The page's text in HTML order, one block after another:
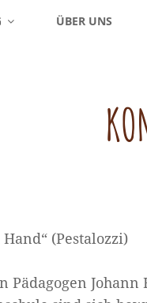
ÜBER UNS
(Pestalozzi)
Pädagogen